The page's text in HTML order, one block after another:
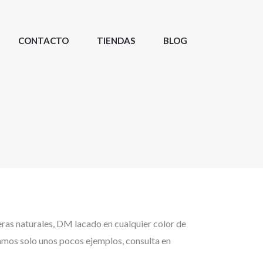
CONTACTO TIENDAS BLOG
naturales, DM lacado en cualquier color de
solo unos pocos ejemplos, consulta en